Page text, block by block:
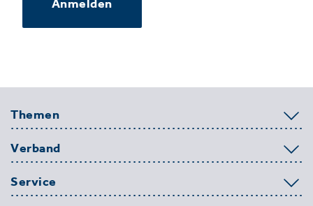
Anmelden
Themen
Verband
Service